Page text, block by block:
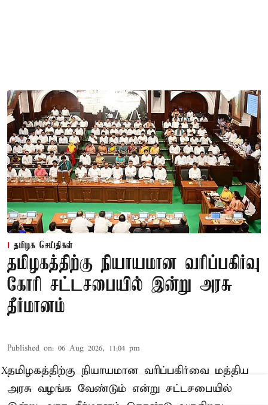
தமிழக செய்திகள்
தமிழகத்திற்கு நியாயமான வரிப்பகிர்வு
கோரி சட்டசபையில் இன்று அரசு
தீர்மானம்
Published on: 06 Aug 2026, 11:04 pm
தமிழகத்திற்கு நியாயமான வரிப்பகிர்வை மத்திய
அரசு வழங்க வேண்டும் என்று சட்டசபையில்
X